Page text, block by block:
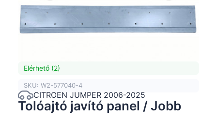
Elérhető (2)
SKU: W2-577040-4
CITROEN JUMPER 2006-2025
Tolóajtó javító panel / Jobb